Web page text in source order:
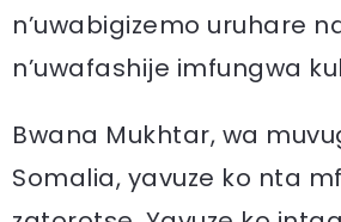
n’uwabigizemo uruhare
n’uwafashije imfungwa
Bwana Mukhtar, wa
Somalia, yavuze ko nta